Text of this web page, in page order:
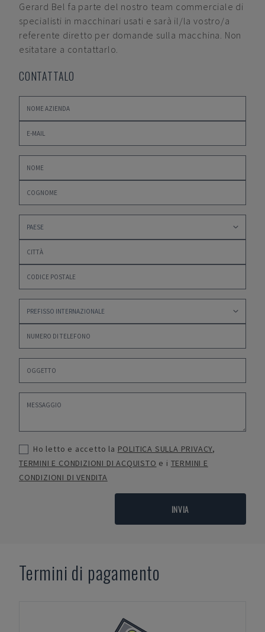
Gerard Bel fa parte del nostro team commerciale di
specialisti in macchinari usati e sarà il/la vostro/a
referente diretto per domande sulla macchina. Non
esitatare a contattarlo.
CONTATTALO
Ho letto e accetto la POLITICA SULLA PRIVACY,
TERMINI E CONDIZIONI DI ACQUISTO e i TERMINI E
CONDIZIONI DI VENDITA
INVIA
Termini di pagamento